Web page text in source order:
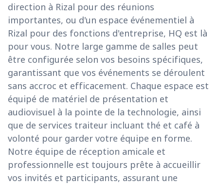
direction à Rizal pour des réunions
importantes, ou d'un espace événementiel à
Rizal pour des fonctions d'entreprise, HQ est là
pour vous. Notre large gamme de salles peut
être configurée selon vos besoins spécifiques,
garantissant que vos événements se déroulent
sans accroc et efficacement. Chaque espace est
équipé de matériel de présentation et
audiovisuel à la pointe de la technologie, ainsi
que de services traiteur incluant thé et café à
volonté pour garder votre équipe en forme.
Notre équipe de réception amicale et
professionnelle est toujours prête à accueillir
vos invités et participants, assurant une